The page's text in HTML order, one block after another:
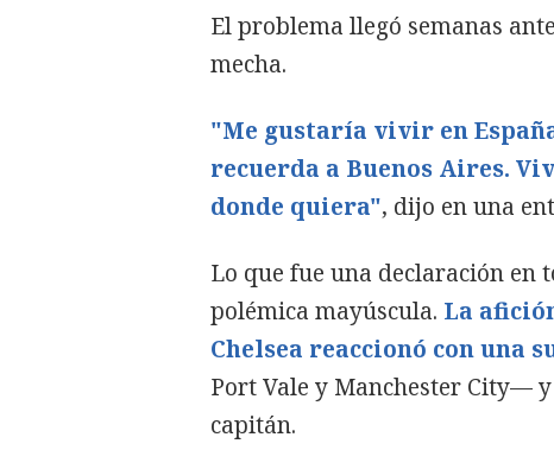
El problema llegó semanas
mecha.
"Me gustaría vivir en
recuerda a Buenos Aires.
donde quiera", dijo en una
Lo que fue una declaración en
polémica mayúscula. La
Chelsea reaccionó con una
Port Vale y Manchester City—
capitán.